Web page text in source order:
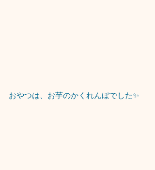
おやつは、お芋のかくれんぼでした✨